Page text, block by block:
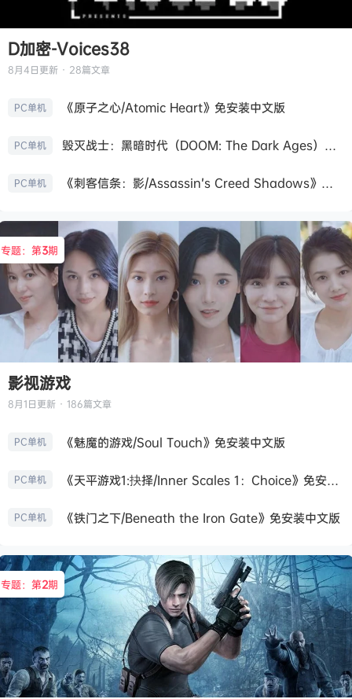
D加密-Voices38
8月4日更新 · 28篇文章
PC单机 《原子之心/Atomic Heart》免安装中文版
PC单机 毁灭战士：黑暗时代（DOOM: The Dark Ages）免安装中文版
PC单机 《刺客信条：影/Assassin’s Creed Shadows》免安装版，非虚拟机
专题：第3期
影视游戏
8月1日更新 · 186篇文章
PC单机 《魅魔的游戏/Soul Touch》免安装中文版
PC单机 《天平游戏1:抉择/Inner Scales 1：Choice》免安装中文版
PC单机 《铁门之下/Beneath the Iron Gate》免安装中文版
专题：第2期